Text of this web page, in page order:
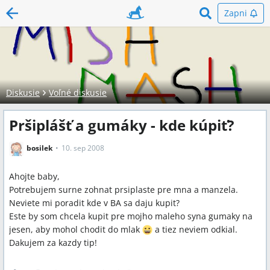
Zapni
Diskusie Voľné diskusie
Pršiplášť a gumáky - kde kúpiť?
bosilek 10. sep 2008
Ahojte baby,
Potrebujem surne zohnat prsiplaste pre mna a manzela.
Neviete mi poradit kde v BA sa daju kupit?
Este by som chcela kupit pre mojho maleho syna gumaky na
jesen, aby mohol chodit do mlak
a tiez neviem odkial.
Dakujem za kazdy tip!